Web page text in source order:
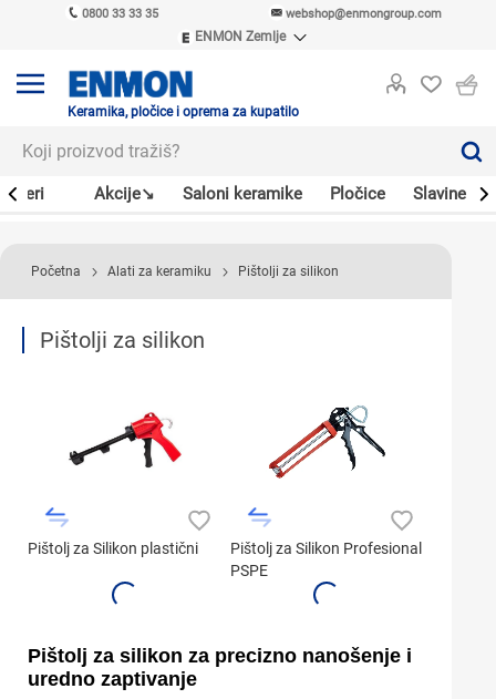
0800 33 33 35 webshop@enmongroup.com
ENMON Zemlje
ENMON MKD
Keramika, pločice i oprema za kupatilo
Akcije↘ Saloni keramike Pločice Slavine
Početna Alati za keramiku Pištolji za silikon
Pištolji za silikon
Pištolj za Silikon plastični
Pištolj za Silikon Profesional
PSPE
Pištolj za silikon za precizno nanošenje i
uredno zaptivanje